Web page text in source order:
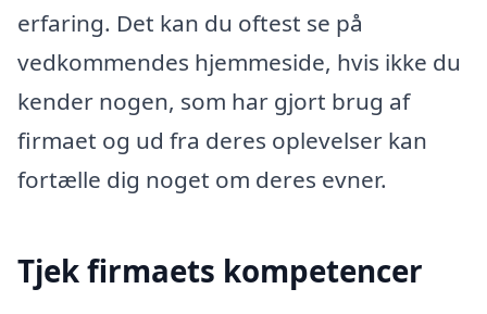
erfaring. Det kan du oftest se på
vedkommendes hjemmeside, hvis ikke du
kender nogen, som har gjort brug af
firmaet og ud fra deres oplevelser kan
fortælle dig noget om deres evner.
Tjek firmaets kompetencer